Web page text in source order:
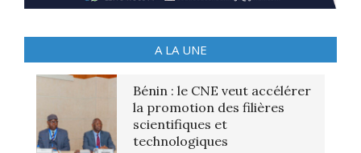
A LA UNE
Bénin : le CNE veut accélérer
la promotion des filières
scientifiques et
technologiques